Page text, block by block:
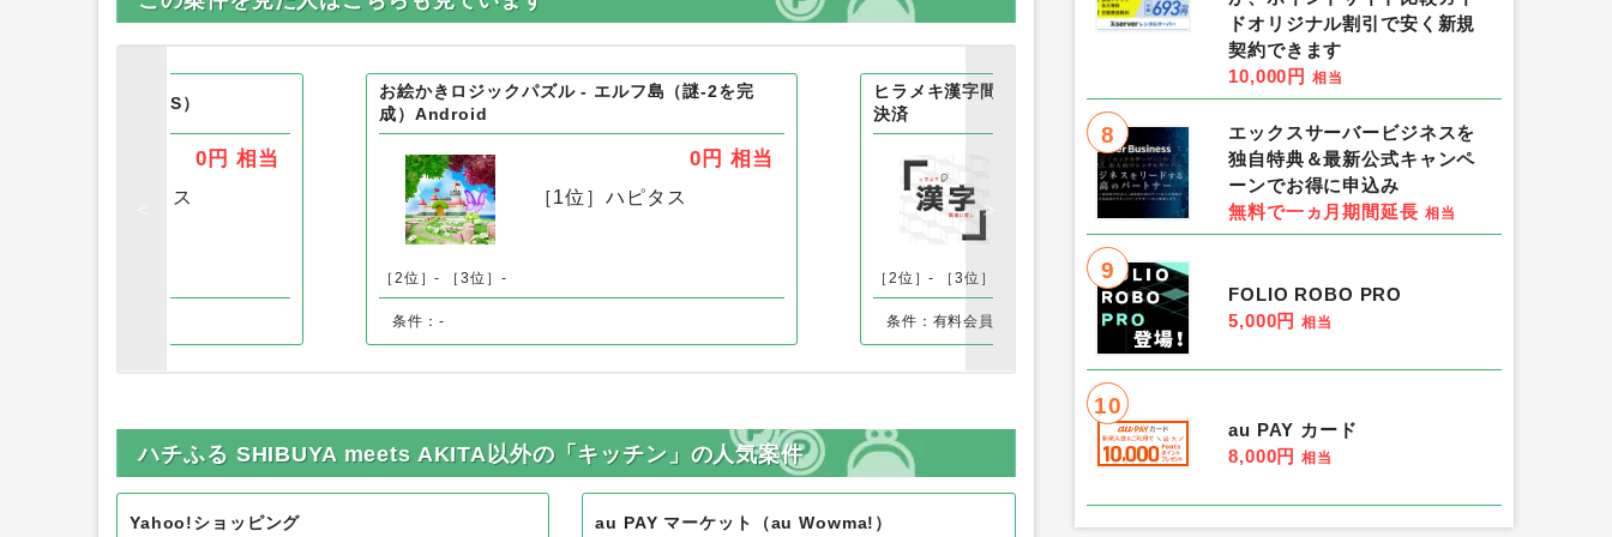
- エルフ島（iOS）
0円 相当
ハピタス
お絵かきロジックパズル - エルフ島（謎-2を完
成）Android
0円 相当
［1位］ ハピタス
［2位］- ［3位］-
条件：-
ヒラメキ漢字間違い探し（2,200円コース）クレカ
決済
1,000円 相当
［1位］ポイントタウン
［2位］- ［3位］-
条件：有料会員登録、新規で月額2,200円の会員登録（クレカ決済）で
Brain Test 2（合計250レベ
ハチふる SHIBUYA meets AKITA以外の「キッチン」の人気案件
Yahoo!ショッピング au PAY マーケット（au Wowma!）
ドオリジナル割引で安く新規
契約できます
10,000円 相当
8
エックスサーバービジネスを
独自特典＆最新公式キャンペ
ーンでお得に申込み
無料で一ヵ月期間延長 相当
9
FOLIO ROBO PRO
5,000円 相当
10
au PAY カード
8,000円 相当